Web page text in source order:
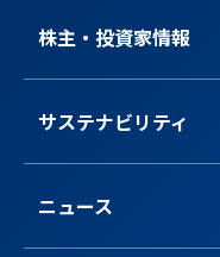
株主・投資家情報
サステナビリティ
ニュース